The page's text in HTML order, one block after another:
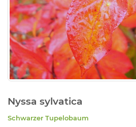
Nyssa sylvatica
Schwarzer Tupelobaum